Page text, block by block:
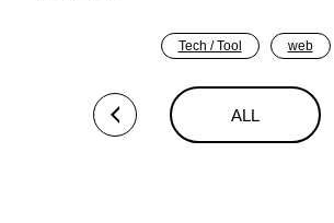
Tech / Tool web
ALL